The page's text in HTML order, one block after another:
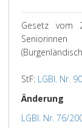
Gesetz vom
StF: LGBl. Nr.
Änderung
LGBl. Nr. 76/